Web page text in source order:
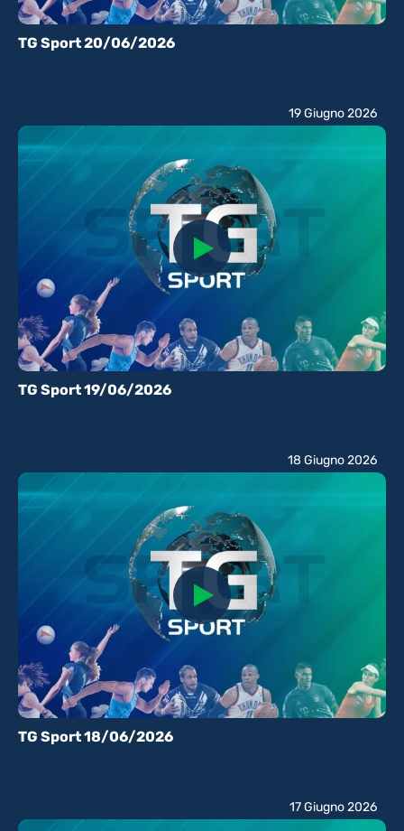
TG Sport 20/06/2026
TG Sport 19/06/2026
19 Giugno 2026
TG Sport 18/06/2026
18 Giugno 2026
17 Giugno 2026